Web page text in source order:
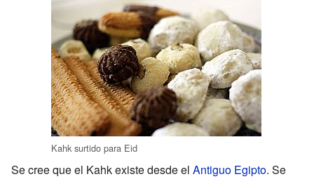
Kahk surtido para Eid
Se cree que el Kahk existe desde el Antiguo Egipto. Se